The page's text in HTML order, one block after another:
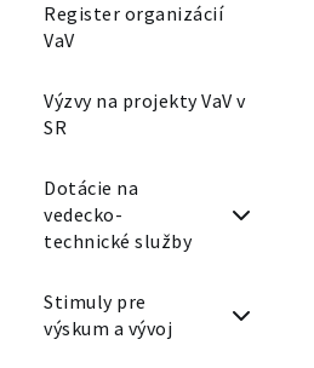
Register organizácií
VaV
Výzvy na projekty VaV v
SR
Dotácie na
vedecko-
technické služby
Stimuly pre
výskum a vývoj